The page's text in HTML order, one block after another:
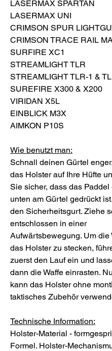
LASERMAX SPARTAN
LASERMAX UNI
CRIMSON SPUR
CRIMSON TRACE RAIL
SURFIRE XC1
STREAMLIGHT TLR
STREAMLIGHT TLR-1 &
SUREFIRE X300 & X200
VIRIDAN X5L
EINBLICK M3X
AIMKON P10S
Wie benutzt man:
Schnall deinen Gürtel
das Holster auf Ihre Hüfte
Sie sicher, dass das Paddel
unten am Gürtel gedrückt
den Sicherheitsgurt. Ziehe
entschlossen in einer
Aufwärtsbewegung. Um die
das Holster zu stecken,
zuerst den Lauf ein und
dann die Waffe einrasten.
kann das Holster ohne
taktisches Zubehör
Technische Information:
Holster-Material -
Formel. Holster-